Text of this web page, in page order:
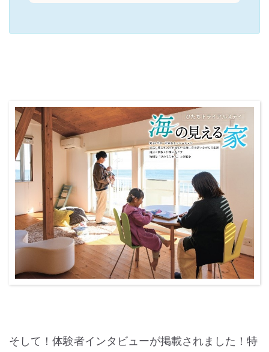
そして！体験者インタビューが掲載されました！特